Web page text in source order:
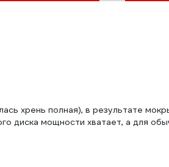
хрень полная), в результате
диска мощности хватает, а для